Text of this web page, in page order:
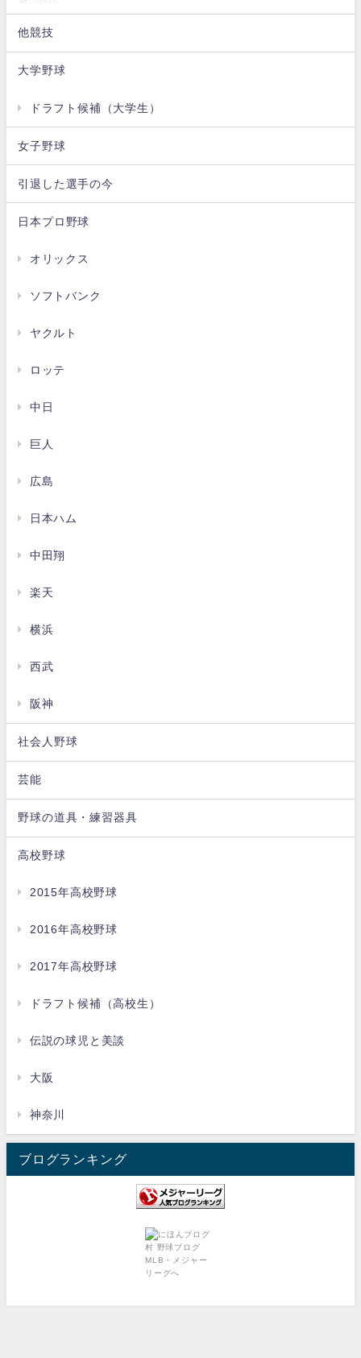
他競技
大学野球
ドラフト候補（大学生）
女子野球
引退した選手の今
日本プロ野球
オリックス
ソフトバンク
ヤクルト
ロッテ
中日
巨人
広島
日本ハム
中田翔
楽天
横浜
西武
阪神
社会人野球
芸能
野球の道具・練習器具
高校野球
2015年高校野球
2016年高校野球
2017年高校野球
ドラフト候補（高校生）
伝説の球児と美談
大阪
神奈川
ブログランキング